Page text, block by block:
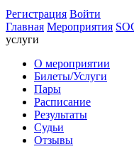
Регистрация Войти
Главная Мероприятия
услуги
О мероприятии
Билеты/Услуги
Пары
Расписание
Результаты
Судьи
Отзывы